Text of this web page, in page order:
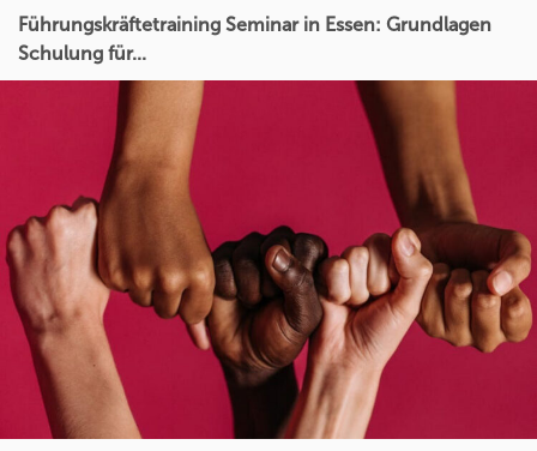
Führungskräftetraining Seminar in Essen: Grundlagen
Schulung für...